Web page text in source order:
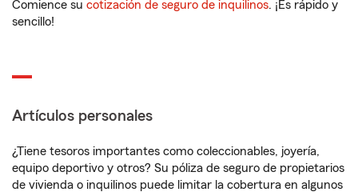
Comience su cotización de seguro de inquilinos. ¡Es rápido y
sencillo!
Artículos personales
¿Tiene tesoros importantes como coleccionables, joyería,
equipo deportivo y otros? Su póliza de seguro de propietarios
de vivienda o inquilinos puede limitar la cobertura en algunos